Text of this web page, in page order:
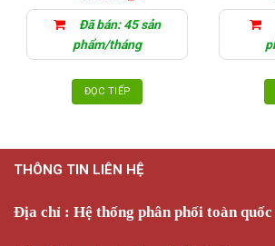
Đã bán: 45 sản
phẩm/tháng
ĐỌC TIẾP
THÔNG TIN LIÊN HỆ
Địa chỉ : Hệ thống phân phối toàn quốc